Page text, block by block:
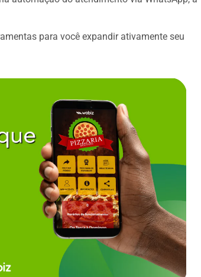
para você expandir ativamente seu